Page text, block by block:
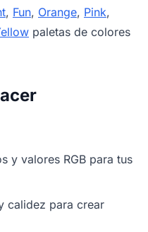
, Fun, Orange, Pink,
paletas de colores
y valores RGB para tus
calidez para crear